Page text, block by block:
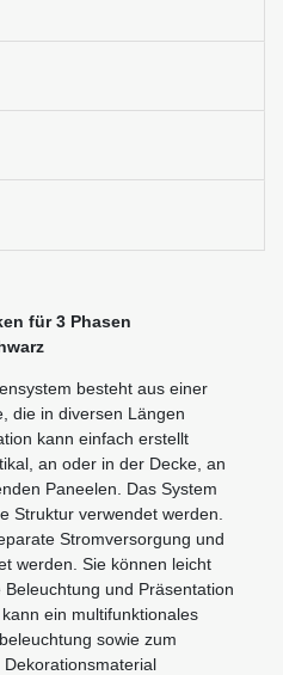
für 3 Phasen
besteht aus einer
die in diversen Längen
kann einfach erstellt
an oder in der Decke, an
Paneelen. Das System
Struktur verwendet werden.
Stromversorgung und
werden. Sie können leicht
und Präsentation
ein multifunktionales
sowie zum